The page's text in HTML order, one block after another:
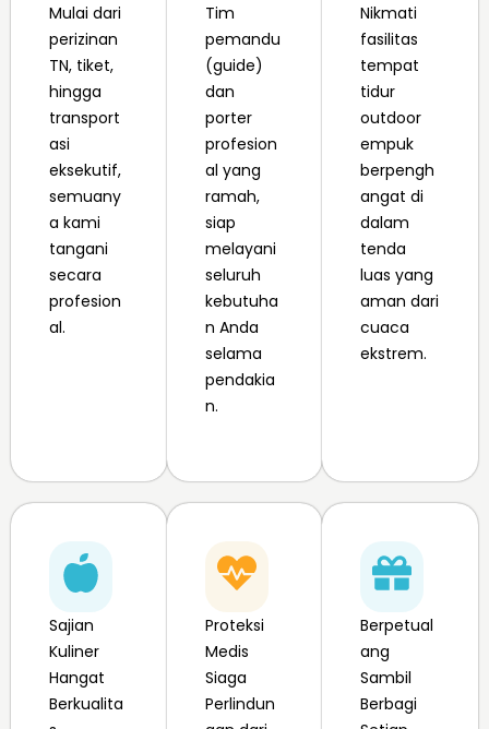
Mulai dari
perizinan
TN, tiket,
hingga
transport
asi
eksekutif,
semuany
a kami
tangani
secara
profesion
al.
Tim
pemandu
(guide)
dan
porter
profesion
al yang
ramah,
siap
melayani
seluruh
kebutuha
n Anda
selama
pendakia
n.
Nikmati
fasilitas
tempat
tidur
outdoor
empuk
berpengh
angat di
dalam
tenda
luas yang
aman dari
cuaca
ekstrem.
Sajian
Kuliner
Hangat
Berkualita
Proteksi
Medis
Siaga
Perlindun
Berpetual
ang
Sambil
Berbagi